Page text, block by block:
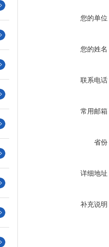
您的单位
您的姓名
联系电话
常用邮箱
省份
详细地址
补充说明